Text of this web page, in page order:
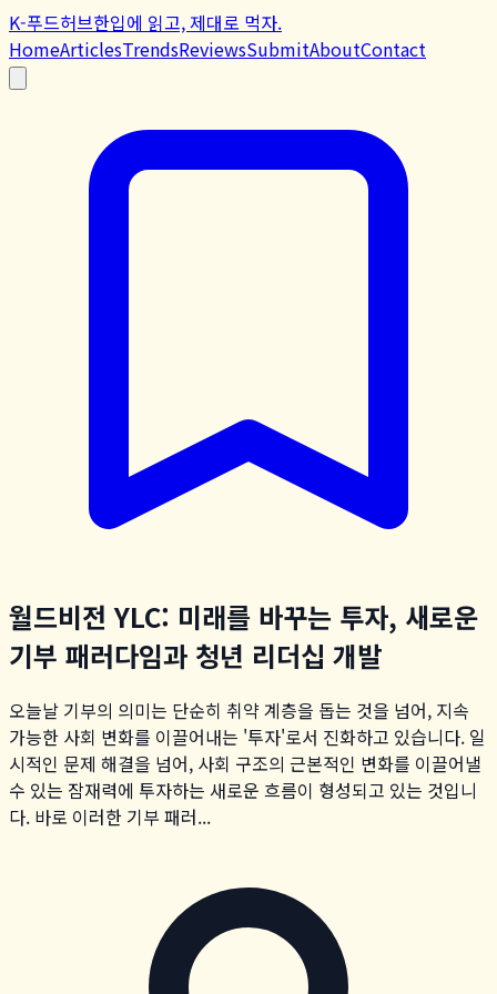
K-푸드허브한입에 읽고, 제대로 먹자.
HomeArticlesTrendsReviewsSubmitAboutContact
월드비전 YLC: 미래를 바꾸는 투자, 새로운
기부 패러다임과 청년 리더십 개발
오늘날 기부의 의미는 단순히 취약 계층을 돕는 것을 넘어, 지속
가능한 사회 변화를 이끌어내는 '투자'로서 진화하고 있습니다. 일
시적인 문제 해결을 넘어, 사회 구조의 근본적인 변화를 이끌어낼
수 있는 잠재력에 투자하는 새로운 흐름이 형성되고 있는 것입니
다. 바로 이러한 기부 패러...